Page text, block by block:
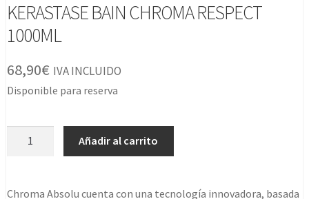
KERASTASE BAIN CHROMA RESPECT
1000ML
68,90€ IVA INCLUIDO
Disponible para reserva
Añadir al carrito
Chroma Absolu cuenta con una tecnología innovadora, basada